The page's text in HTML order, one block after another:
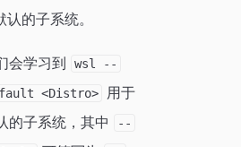
的子系统。
会学习到 wsl --
<Distro>
用于
的子系统，其中
--